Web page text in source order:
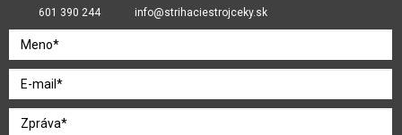
601 390 244 info@strihaciestrojceky.sk